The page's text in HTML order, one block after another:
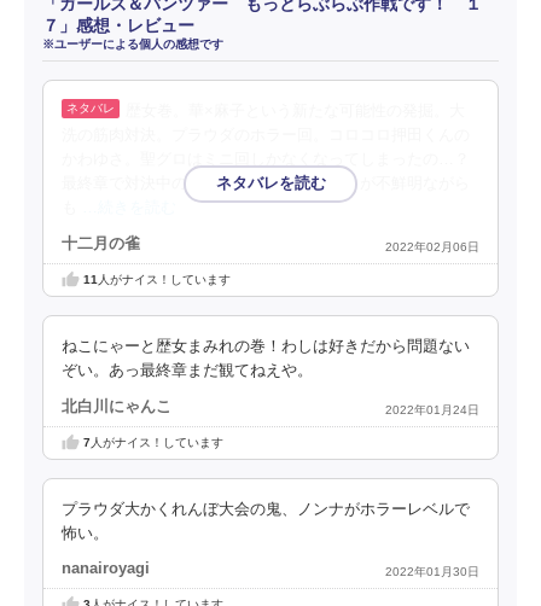
「ガールズ＆パンツァー もっとらぶらぶ作戦です！ １
７」感想・レビュー
※ユーザーによる個人の感想です
最終章で対決中の継続は、ヨウコのキャラが不鮮明ながら
十二月の雀 2022年02月06日
11 人がナイス！しています
ねこにゃーと歴女まみれの巻！わしは好きだから問題ない
ぞい。あっ最終章まだ観てねえや。
北白川にゃんこ 2022年01月24日
7人がナイス！しています
プラウダ大かくれんぼ大会の鬼、ノンナがホラーレベルで
怖い。
nanairoyagi 2022年01月30日